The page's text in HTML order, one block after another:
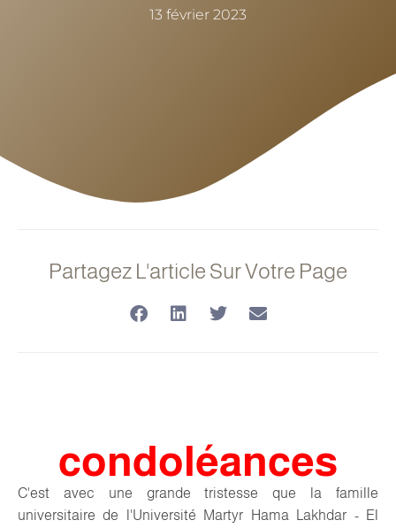
13 février 2023
Partagez L'article Sur Votre Page
condoléances
C'est avec une grande tristesse que la famille
universitaire de l'Université Martyr Hama Lakhdar - El